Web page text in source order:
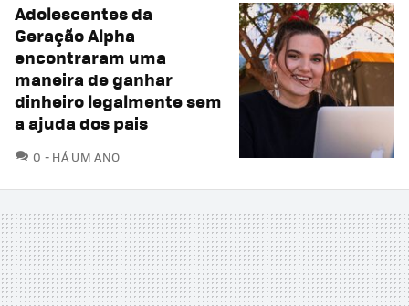
Adolescentes da
Geração Alpha
encontraram uma
maneira de ganhar
dinheiro legalmente sem
a ajuda dos pais
0 COMENTÁRIOS
HÁ UM ANO